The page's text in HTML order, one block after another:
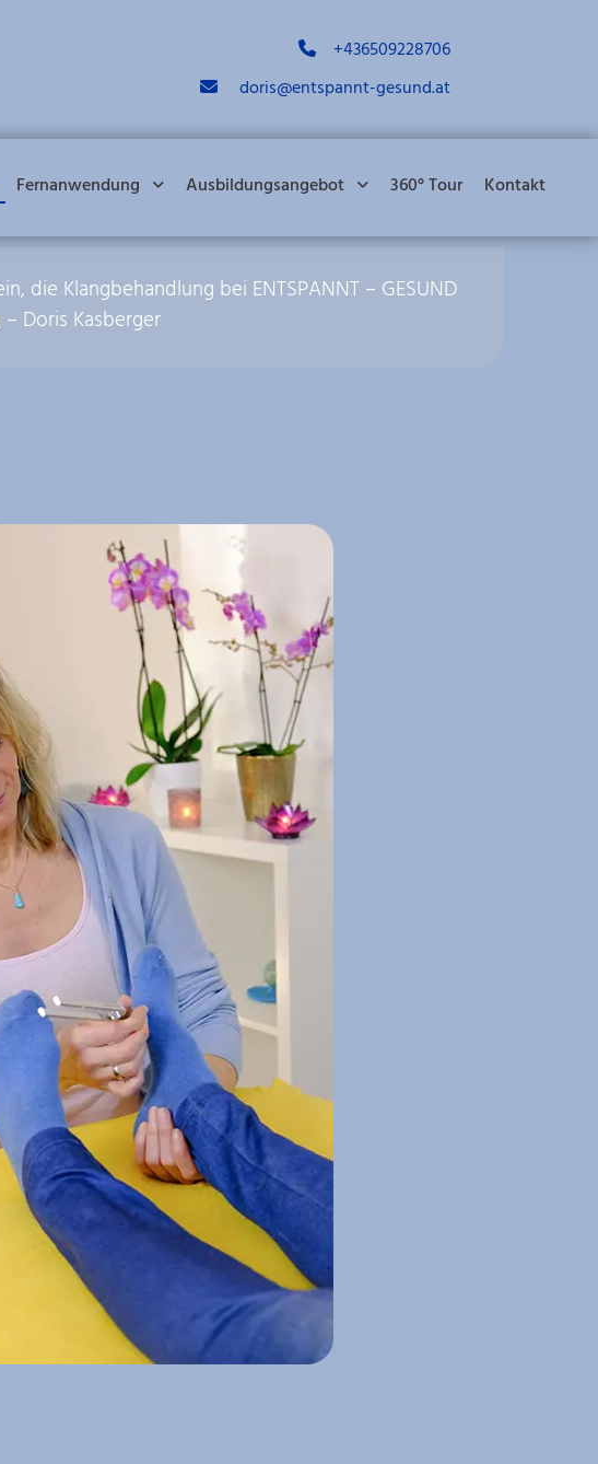
 +436509228706
 doris@entspannt-gesund.at
Fernanwendung Ausbildungsangebot 360° Tour Kontakt
die Klangbehandlung bei ENTSPANNT – GESUND
Doris Kasberger